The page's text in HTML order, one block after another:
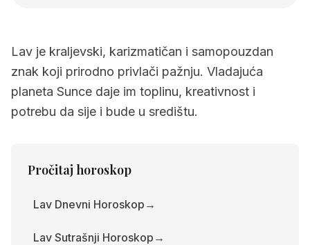
Lav je kraljevski, karizmatičan i samopouzdan
znak koji prirodno privlači pažnju. Vladajuća
planeta Sunce daje im toplinu, kreativnost i
potrebu da sije i bude u središtu.
Pročitaj horoskop
Lav Dnevni Horoskop →
Lav Sutrašnji Horoskop →